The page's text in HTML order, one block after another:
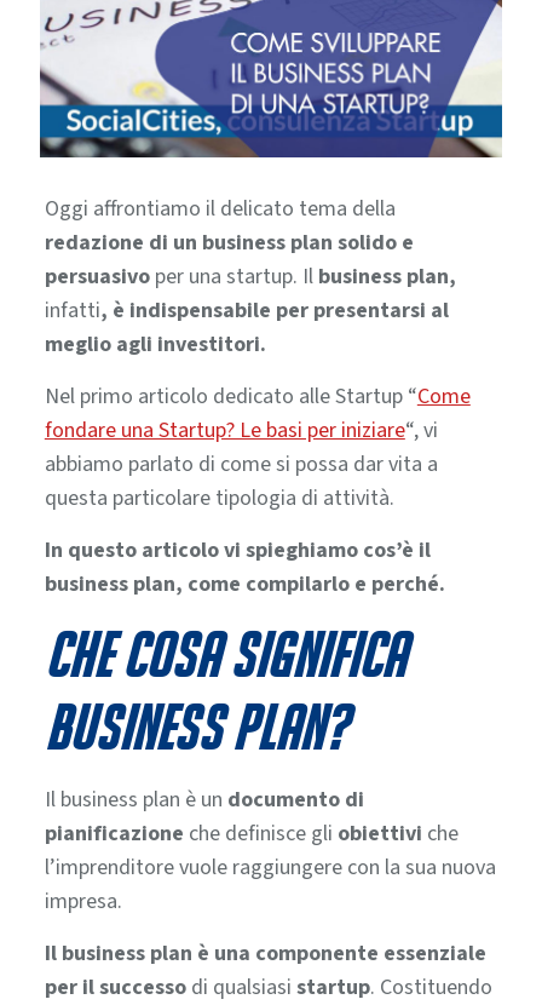
Oggi affrontiamo il delicato tema della
redazione di un business plan solido e
persuasivo per una startup. Il business plan,
infatti, è indispensabile per presentarsi al
meglio agli investitori.
Nel primo articolo dedicato alle Startup “Come
fondare una Startup? Le basi per iniziare“, vi
abbiamo parlato di come si possa dar vita a
questa particolare tipologia di attività.
In questo articolo vi spieghiamo cos’è il
business plan, come compilarlo e perché.
Che cosa significa
business plan?
Il business plan è un documento di
pianificazione che definisce gli obiettivi che
l’imprenditore vuole raggiungere con la sua nuova
impresa.
Il business plan è una componente essenziale
per il successodi qualsiasi startup. Costituendo